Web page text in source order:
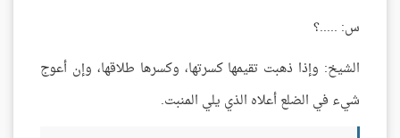
س: .....؟
الشيخ: وإذا ذهبت تقيمها كسرتها، وكسرها طلاقها، وإن أعوج
شيء في الضلع أعلاه الذي يلي المنبت.